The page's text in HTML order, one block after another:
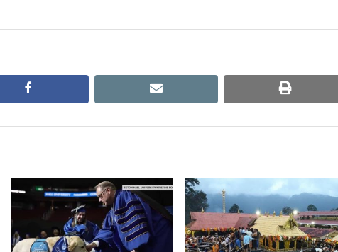
facebook email print